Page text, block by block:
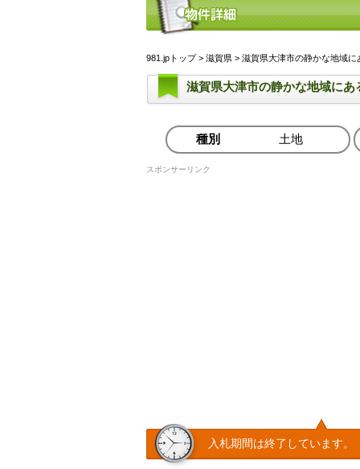
981.jpトップ> 滋賀県 > 滋賀県大津市の静かな地域
滋賀県大津市の静かな地域にあ
種別 土地
スポンサーリンク
入札期間は終了しています。